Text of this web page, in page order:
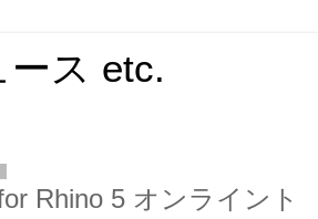
ース etc.
Rhino 5 オンライント